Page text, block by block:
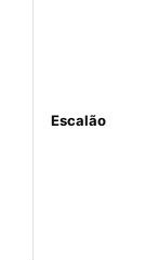
Escalão